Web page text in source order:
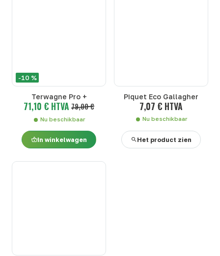
-10 %
Terwagne Pro +
71,10 € HTVA 79,00 €
Nu beschikbaar
In winkelwagen
Piquet Eco Gallagher
7,07 € HTVA
Nu beschikbaar
Het product zien